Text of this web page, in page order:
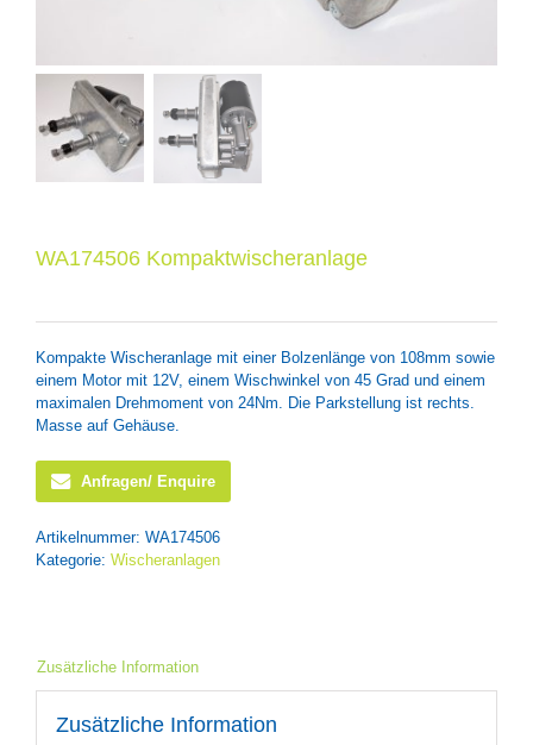
WA174506 Kompaktwischeranlage
Kompakte Wischeranlage mit einer Bolzenlänge von 108mm sowie
einem Motor mit 12V, einem Wischwinkel von 45 Grad und einem
maximalen Drehmoment von 24Nm. Die Parkstellung ist rechts.
Masse auf Gehäuse.
Anfragen/ Enquire
Artikelnummer: WA174506
Kategorie: Wischeranlagen
Zusätzliche Information
Zusätzliche Information